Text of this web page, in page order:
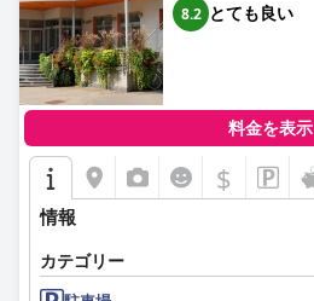
8.2 とても良い
料金を表示
$
情報
カテゴリー